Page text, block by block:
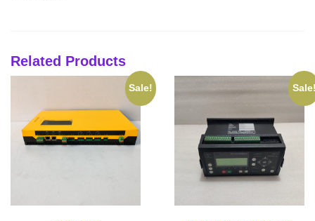
Related Products
Sale!